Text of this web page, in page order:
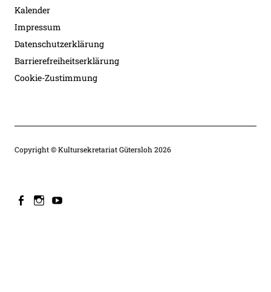
Kalender
Impressum
Datenschutzerklärung
Barrierefreiheitserklärung
Cookie-Zustimmung
Copyright © Kultursekretariat Gütersloh 2026